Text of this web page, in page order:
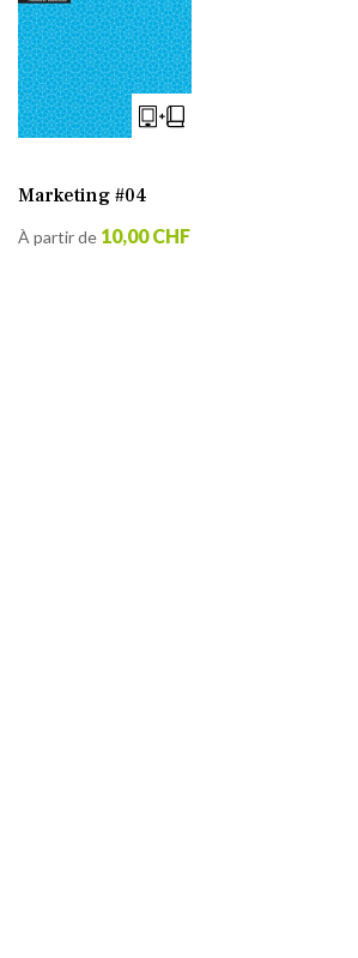
Marketing #04
À partir de 10,00 CHF